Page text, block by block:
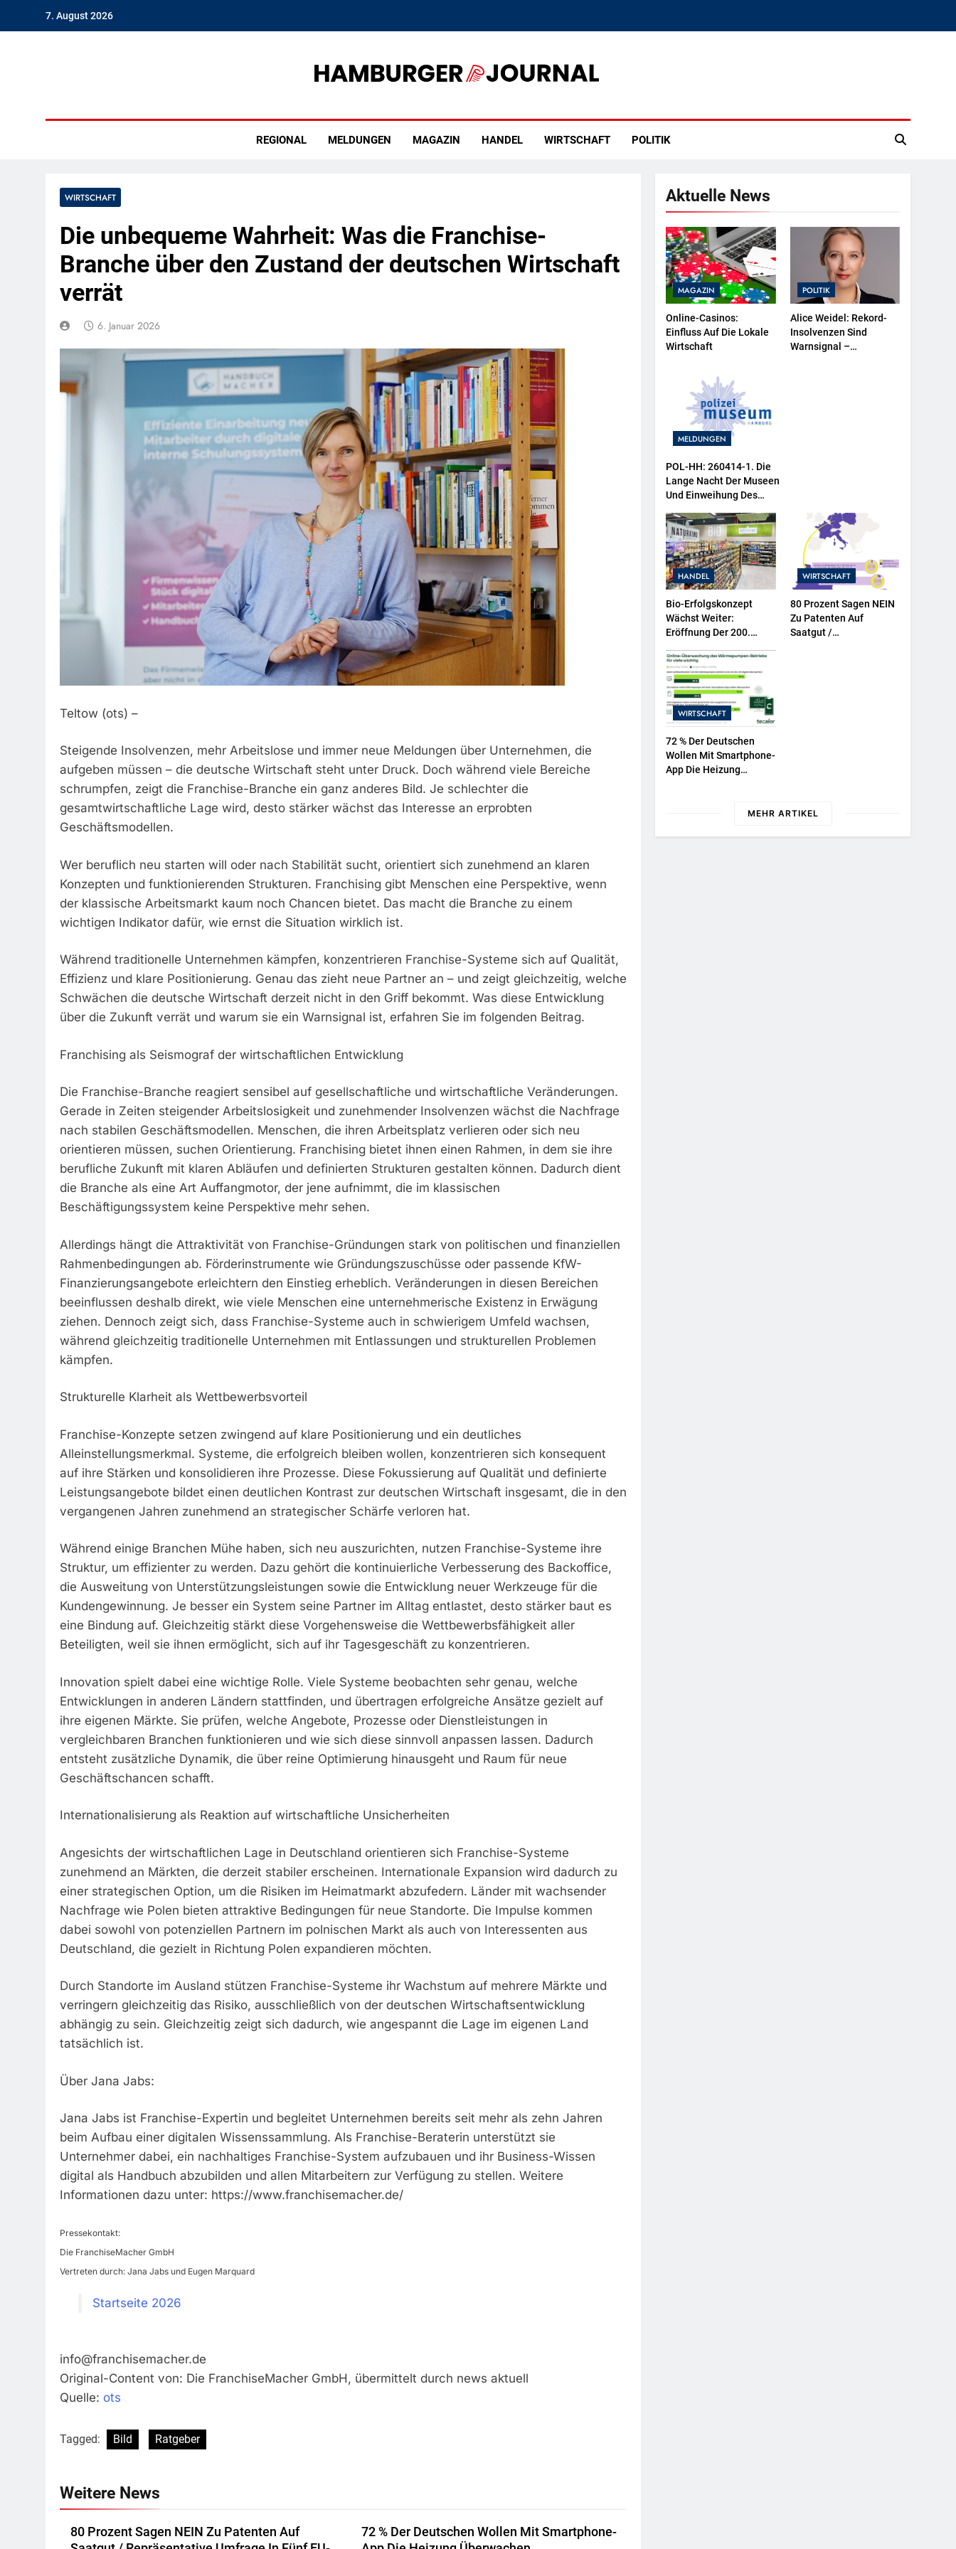
7. August 2026
REGIONAL MELDUNGEN MAGAZIN HANDEL WIRTSCHAFT POLITIK
WIRTSCHAFT
Die unbequeme Wahrheit: Was die Franchise-
Branche über den Zustand der deutschen Wirtschaft
verrät
6. Januar 2026
Teltow (ots) –
Steigende Insolvenzen, mehr Arbeitslose und immer neue Meldungen über Unternehmen, die
aufgeben müssen – die deutsche Wirtschaft steht unter Druck. Doch während viele Bereiche
schrumpfen, zeigt die Franchise-Branche ein ganz anderes Bild. Je schlechter die
gesamtwirtschaftliche Lage wird, desto stärker wächst das Interesse an erprobten
Geschäftsmodellen.
Wer beruflich neu starten will oder nach Stabilität sucht, orientiert sich zunehmend an klaren
Konzepten und funktionierenden Strukturen. Franchising gibt Menschen eine Perspektive, wenn
der klassische Arbeitsmarkt kaum noch Chancen bietet. Das macht die Branche zu einem
wichtigen Indikator dafür, wie ernst die Situation wirklich ist.
Während traditionelle Unternehmen kämpfen, konzentrieren Franchise-Systeme sich auf Qualität,
Effizienz und klare Positionierung. Genau das zieht neue Partner an – und zeigt gleichzeitig, welche
Schwächen die deutsche Wirtschaft derzeit nicht in den Griff bekommt. Was diese Entwicklung
über die Zukunft verrät und warum sie ein Warnsignal ist, erfahren Sie im folgenden Beitrag.
Franchising als Seismograf der wirtschaftlichen Entwicklung
Die Franchise-Branche reagiert sensibel auf gesellschaftliche und wirtschaftliche Veränderungen.
Gerade in Zeiten steigender Arbeitslosigkeit und zunehmender Insolvenzen wächst die Nachfrage
nach stabilen Geschäftsmodellen. Menschen, die ihren Arbeitsplatz verlieren oder sich neu
orientieren müssen, suchen Orientierung. Franchising bietet ihnen einen Rahmen, in dem sie ihre
berufliche Zukunft mit klaren Abläufen und definierten Strukturen gestalten können. Dadurch dient
die Branche als eine Art Auffangmotor, der jene aufnimmt, die im klassischen
Beschäftigungssystem keine Perspektive mehr sehen.
Allerdings hängt die Attraktivität von Franchise-Gründungen stark von politischen und finanziellen
Rahmenbedingungen ab. Förderinstrumente wie Gründungszuschüsse oder passende KfW-
Finanzierungsangebote erleichtern den Einstieg erheblich. Veränderungen in diesen Bereichen
beeinflussen deshalb direkt, wie viele Menschen eine unternehmerische Existenz in Erwägung
ziehen. Dennoch zeigt sich, dass Franchise-Systeme auch in schwierigem Umfeld wachsen,
während gleichzeitig traditionelle Unternehmen mit Entlassungen und strukturellen Problemen
kämpfen.
Strukturelle Klarheit als Wettbewerbsvorteil
Franchise-Konzepte setzen zwingend auf klare Positionierung und ein deutliches
Alleinstellungsmerkmal. Systeme, die erfolgreich bleiben wollen, konzentrieren sich konsequent
auf ihre Stärken und konsolidieren ihre Prozesse. Diese Fokussierung auf Qualität und definierte
Leistungsangebote bildet einen deutlichen Kontrast zur deutschen Wirtschaft insgesamt, die in den
vergangenen Jahren zunehmend an strategischer Schärfe verloren hat.
Während einige Branchen Mühe haben, sich neu auszurichten, nutzen Franchise-Systeme ihre
Struktur, um effizienter zu werden. Dazu gehört die kontinuierliche Verbesserung des Backoffice,
die Ausweitung von Unterstützungsleistungen sowie die Entwicklung neuer Werkzeuge für die
Kundengewinnung. Je besser ein System seine Partner im Alltag entlastet, desto stärker baut es
eine Bindung auf. Gleichzeitig stärkt diese Vorgehensweise die Wettbewerbsfähigkeit aller
Beteiligten, weil sie ihnen ermöglicht, sich auf ihr Tagesgeschäft zu konzentrieren.
Innovation spielt dabei eine wichtige Rolle. Viele Systeme beobachten sehr genau, welche
Entwicklungen in anderen Ländern stattfinden, und übertragen erfolgreiche Ansätze gezielt auf
ihre eigenen Märkte. Sie prüfen, welche Angebote, Prozesse oder Dienstleistungen in
vergleichbaren Branchen funktionieren und wie sich diese sinnvoll anpassen lassen. Dadurch
entsteht zusätzliche Dynamik, die über reine Optimierung hinausgeht und Raum für neue
Geschäftschancen schafft.
Internationalisierung als Reaktion auf wirtschaftliche Unsicherheiten
Angesichts der wirtschaftlichen Lage in Deutschland orientieren sich Franchise-Systeme
zunehmend an Märkten, die derzeit stabiler erscheinen. Internationale Expansion wird dadurch zu
einer strategischen Option, um die Risiken im Heimatmarkt abzufedern. Länder mit wachsender
Nachfrage wie Polen bieten attraktive Bedingungen für neue Standorte. Die Impulse kommen
dabei sowohl von potenziellen Partnern im polnischen Markt als auch von Interessenten aus
Deutschland, die gezielt in Richtung Polen expandieren möchten.
Durch Standorte im Ausland stützen Franchise-Systeme ihr Wachstum auf mehrere Märkte und
verringern gleichzeitig das Risiko, ausschließlich von der deutschen Wirtschaftsentwicklung
abhängig zu sein. Gleichzeitig zeigt sich dadurch, wie angespannt die Lage im eigenen Land
tatsächlich ist.
Über Jana Jabs:
Jana Jabs ist Franchise-Expertin und begleitet Unternehmen bereits seit mehr als zehn Jahren
beim Aufbau einer digitalen Wissenssammlung. Als Franchise-Beraterin unterstützt sie
Unternehmer dabei, ein nachhaltiges Franchise-System aufzubauen und ihr Business-Wissen
digital als Handbuch abzubilden und allen Mitarbeitern zur Verfügung zu stellen. Weitere
Informationen dazu unter: https://www.franchisemacher.de/
Pressekontakt:
Die FranchiseMacher GmbH
Vertreten durch: Jana Jabs und Eugen Marquard
Startseite 2026
info@franchisemacher.de
Original-Content von: Die FranchiseMacher GmbH, übermittelt durch news aktuell
Quelle: ots
Tagged: Bild Ratgeber
Weitere News
80 Prozent Sagen NEIN Zu Patenten Auf
72 % Der Deutschen Wollen Mit Smartphone-
Aktuelle News
MAGAZIN
Online-Casinos:
Einfluss Auf Die Lokale
Wirtschaft
POLITIK
Alice Weidel: Rekord-
Insolvenzen Sind
Warnsignal –
MELDUNGEN
POL-HH: 260414-1. Die
Lange Nacht Der Museen
Und Einweihung Des
Sowie Neuer
Ausstellungsbereiche Im
Polizeimuseum Hamburg
HANDEL
Bio-Erfolgskonzept
Wächst Weiter:
Eröffnung Der 200.
EDEKA
WIRTSCHAFT
80 Prozent Sagen NEIN
Zu Patenten Auf
Saatgut /
WIRTSCHAFT
72 % Der Deutschen
Wollen Mit Smartphone-
App Die Heizung
MEHR ARTIKEL